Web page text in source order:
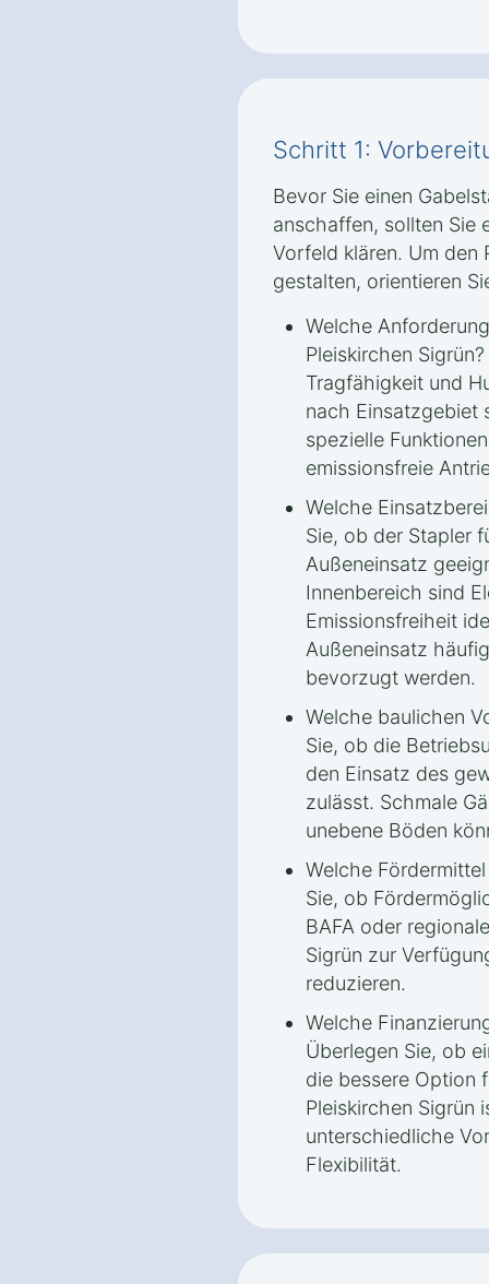
Schritt 1:
Bevor Sie einen
anschaffen, sollten Sie
Vorfeld klären. Um den
gestalten, orientieren
Welche
Pleiskirchen
Tragfähigkeit und
nach Einsatzgebiet
spezielle
emissionsfreie
Welche
Sie, ob der Stapler
Außeneinsatz
Innenbereich sind
Emissionsfreiheit
Außeneinsatz
bevorzugt werden.
Welche baulichen
Sie, ob die
den Einsatz des
zulässt. Schmale
unebene Böden
Welche
Sie, ob
BAFA oder
Sigrün zur
reduzieren.
Welche
Überlegen Sie, ob
die bessere Option
Pleiskirchen Sigrün
unterschiedliche
Flexibilität.